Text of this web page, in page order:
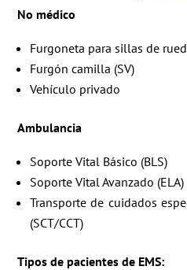
No médico
Furgoneta para sillas de
Furgón camilla (SV)
Vehículo privado
Ambulancia
Soporte Vital Básico (BLS)
Soporte Vital Avanzado (ELA)
Transporte de cuidados
(SCT/CCT)
Tipos de pacientes de EMS: